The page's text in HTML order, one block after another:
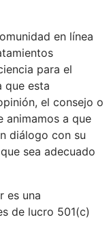
en línea
para el
que esta
el consejo o
animamos a que
diálogo con su
sea adecuado
es una
de lucro 501(c)